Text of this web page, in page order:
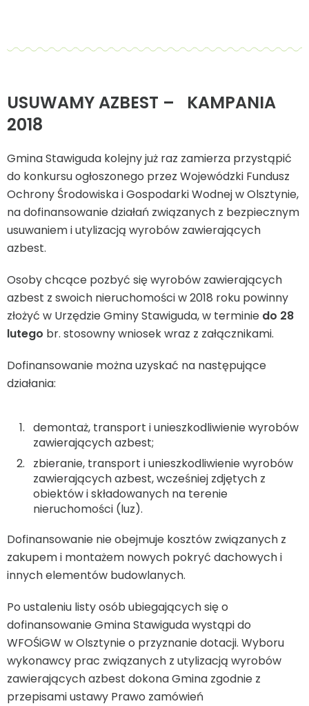
USUWAMY AZBEST –
KAMPANIA
2018
Gmina Stawiguda kolejny już raz zamierza przystąpić
do konkursu ogłoszonego przez Wojewódzki Fundusz
Ochrony Środowiska i Gospodarki Wodnej w Olsztynie,
na dofinansowanie działań związanych z bezpiecznym
usuwaniem i utylizacją wyrobów zawierających
azbest.
Osoby chcące pozbyć się wyrobów zawierających
azbest z swoich nieruchomości w 2018 roku powinny
złożyć w Urzędzie Gminy Stawiguda, w terminie do 28
lutego br. stosowny wniosek wraz z załącznikami.
Dofinansowanie można uzyskać na następujące
działania:
demontaż, transport i unieszkodliwienie wyrobów
zawierających azbest;
zbieranie, transport i unieszkodliwienie wyrobów
zawierających azbest, wcześniej zdjętych z
obiektów i składowanych na terenie
nieruchomości (luz).
Dofinansowanie nie obejmuje kosztów związanych z
zakupem i montażem nowych pokryć dachowych i
innych elementów budowlanych.
Po ustaleniu listy osób ubiegających się o
dofinansowanie Gmina Stawiguda wystąpi do
WFOŚiGW w Olsztynie o przyznanie dotacji. Wyboru
wykonawcy prac związanych z utylizacją wyrobów
zawierających azbest dokona Gmina zgodnie z
przepisami ustawy Prawo zamówień